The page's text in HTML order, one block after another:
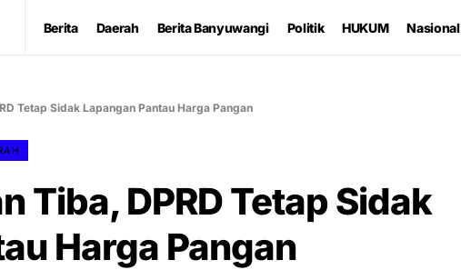
Berita Daerah Berita Banyuwangi Politik HUKUM Nasional
Tetap Sidak Lapangan Pantau Harga Pangan
Tiba, DPRD Tetap Sidak
Harga Pangan